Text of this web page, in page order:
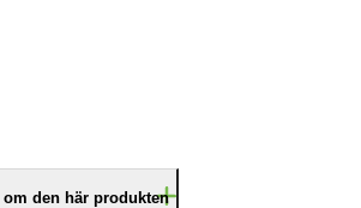
den här produkten